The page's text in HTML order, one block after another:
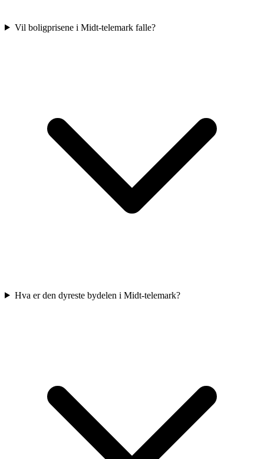
Vil boligprisene i Midt-telemark falle?
Hva er den dyreste bydelen i Midt-telemark?